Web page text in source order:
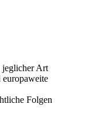
jeglicher Art
europaweite
Folgen